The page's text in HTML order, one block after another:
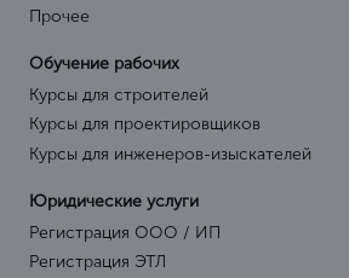
Прочее
Обучение рабочих
Курсы для строителей
Курсы для проектировщиков
Курсы для инженеров-изыскателей
Юридические услуги
Регистрация ООО / ИП
Регистрация ЭТЛ